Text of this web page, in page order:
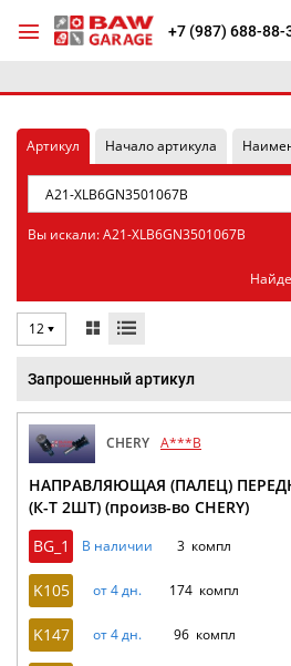
+7 (987) 688-88-
Артикул Начало артикула
Вы искали: A21-XLB6GN3501067B
12
Запрошенный артикул
CHERY A***B
НАПРАВЛЯЮЩАЯ (ПАЛЕЦ)
(К-Т 2ШТ) (произв-во CHERY)
BG_1
В наличии 3 компл
K105 от 4 дн. 174 компл
K147 от 4 дн. 96 компл